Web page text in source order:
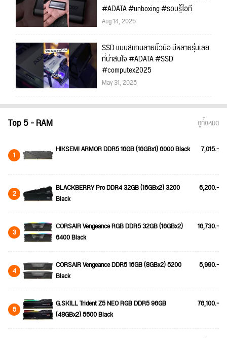
#ADATA #unboxing #รอบรู้ไอที
Aug 14, 2025
SSD แบบสแกนลายนิ้วมือ มีหลายรุ่นเลย
ที่น่าสนใจ #ADATA #SSD
#computex2025
May 31, 2025
Top 5 - RAM ดูทั้งหมด
1 HIKSEMI ARMOR DDR5 16GB (16GBx1) 6000 Black 7,015.-
2
BLACKBERRY Pro DDR4 32GB (16GBx2) 3200
Black
6,200.-
3
CORSAIR Vengeance RGB DDR5 32GB (16GBx2)
6400 Black
16,730.-
4
CORSAIR Vengeance DDR5 16GB (8GBx2) 5200
Black
5,990.-
5
G.SKILL Trident Z5 NEO RGB DDR5 96GB
(48GBx2) 5600 Black
76,100.-